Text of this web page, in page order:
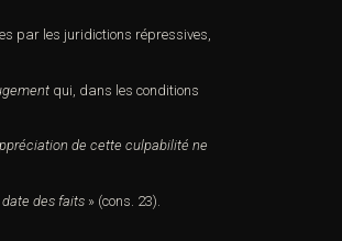
par les juridictions répressives,
qui, dans les conditions
de cette culpabilité ne
des faits » (cons. 23).